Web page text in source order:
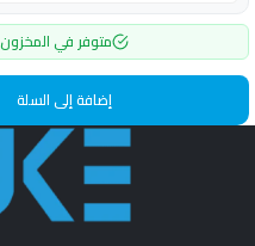
متوفر في المخزون
إضافة إلى السلة